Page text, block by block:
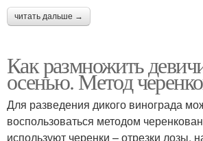
читать дальше →
Как размножить
осенью. Метод
Для разведения дикого винограда
воспользоваться методом
используют черенки – отрезки лозы,